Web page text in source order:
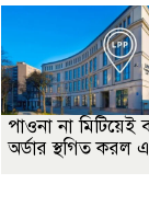
পাওনা না মিটিয়েই
অর্ডার স্থগিত করল